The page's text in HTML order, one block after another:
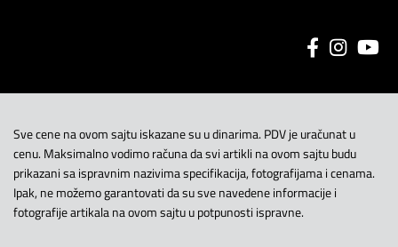
Sve cene na ovom sajtu iskazane su u dinarima. PDV je uračunat u
cenu. Maksimalno vodimo računa da svi artikli na ovom sajtu budu
prikazani sa ispravnim nazivima specifikacija, fotografijama i cenama.
Ipak, ne možemo garantovati da su sve navedene informacije i
fotografije artikala na ovom sajtu u potpunosti ispravne.